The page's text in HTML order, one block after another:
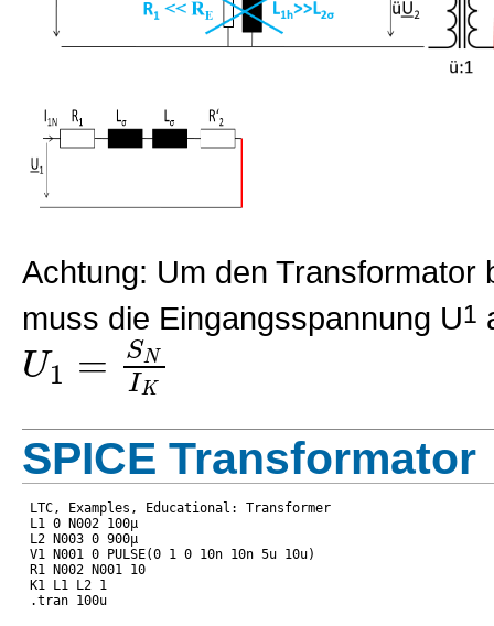
Achtung: Um den
muss die Eingangsspannung U1
U1 = SN
IK
SPICE Transformator
LTC, Examples, Educational: Transformer
L1 0 N002 100µ
L2 N003 0 900µ
V1 N001 0 PULSE(0 1 0 10n 10n 5u 10u)
R1 N002 N001 10
K1 L1 L2 1